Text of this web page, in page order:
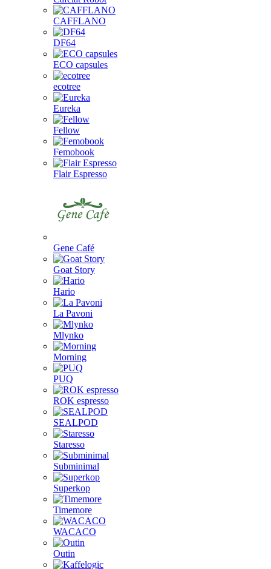
CAFFLANO
DF64
ECO capsules
ecotree
Eureka
Fellow
Femobook
Flair Espresso
Gene Café
Goat Story
Hario
La Pavoni
Mlynko
Morning
PUQ
ROK espresso
SEALPOD
Staresso
Subminimal
Superkop
Timemore
WACACO
Outin